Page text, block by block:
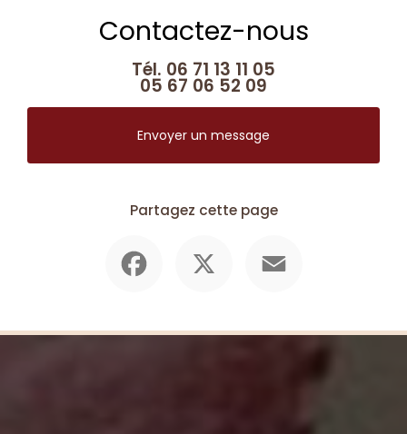
Contactez-nous
Tél. 06 71 13 11 05
05 67 06 52 09
Envoyer un message
Partagez cette page